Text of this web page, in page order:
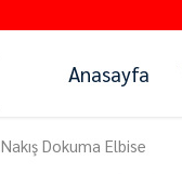
Anasayfa
Nakış Dokuma Elbise